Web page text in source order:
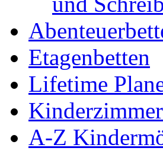
Etagenbetten
Lifetime
A-Z